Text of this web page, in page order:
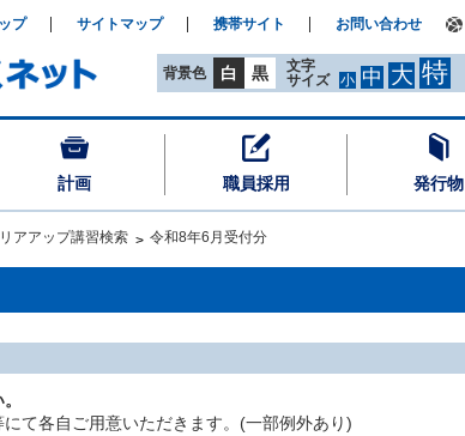
計画 職員採用 発行物
背景色 白 黒
文字
サイズ
小 中 大 特
プ サイトマップ 携帯サイト お問い合わせ
アアップ講習検索 令和8年6月受付分
て各自ご用意いただきます。(一部例外あり)